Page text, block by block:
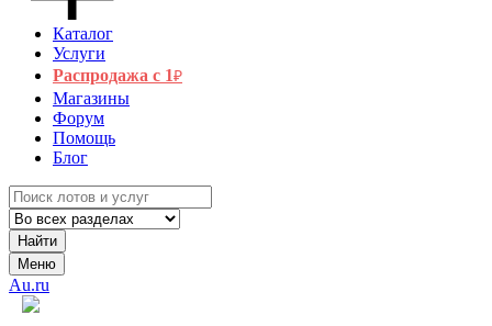
Каталог
Услуги
Распродажа с 1₽
Магазины
Форум
Помощь
Блог
Найти
Меню
Au.ru